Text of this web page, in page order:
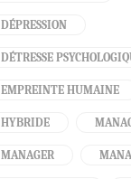
DÉPRESSION
DÉTRESSE
EMPREINTE HUMAINE
HYBRIDE
MANAGER